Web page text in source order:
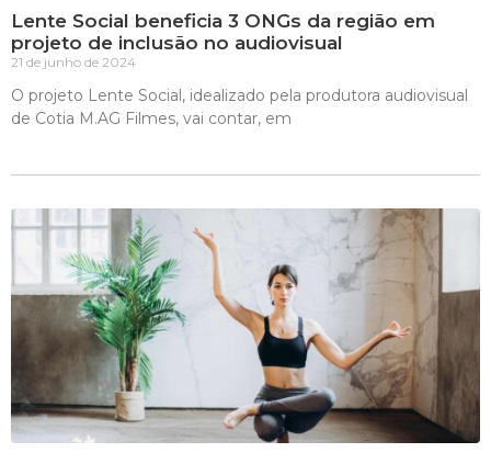
Lente Social beneficia 3 ONGs da região em
projeto de inclusão no audiovisual
21 de junho de 2024
O projeto Lente Social, idealizado pela produtora audiovisual
de Cotia M.AG Filmes, vai contar, em